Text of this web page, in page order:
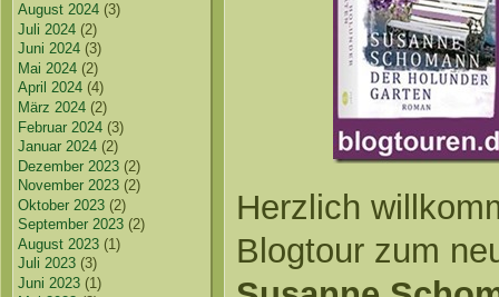
August 2024 (3)
Juli 2024 (2)
Juni 2024 (3)
Mai 2024 (2)
April 2024 (4)
März 2024 (2)
Februar 2024 (3)
Januar 2024 (2)
Dezember 2023 (2)
November 2023 (2)
Oktober 2023 (2)
September 2023 (2)
August 2023 (1)
Juli 2023 (3)
Juni 2023 (1)
Herzlich
Blogtour zum